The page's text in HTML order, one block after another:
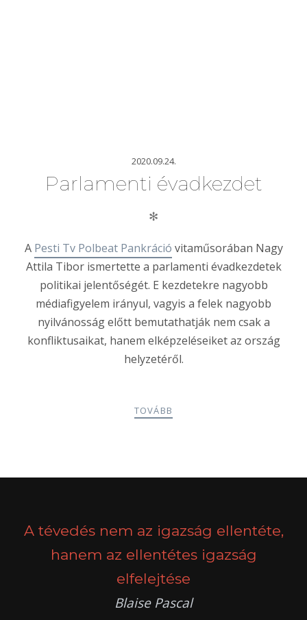
2020.09.24.
Parlamenti évadkezdet
✻
A Pesti Tv Polbeat Pankráció vitaműsorában Nagy
Attila Tibor ismertette a parlamenti évadkezdetek
politikai jelentőségét. E kezdetekre nagyobb
médiafigyelem irányul, vagyis a felek nagyobb
nyilvánosság előtt bemutathatják nem csak a
konfliktusaikat, hanem elképzeléseiket az ország
helyzetéről.
TOVÁBB
A tévedés nem az igazság ellentéte,
hanem az ellentétes igazság
elfelejtése
Blaise Pascal